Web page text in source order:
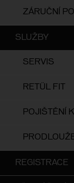
ZÁRUČNÍ
SLUŽBY
SERVIS
RETÜL FIT
POJIŠTĚNÍ
REGISTRACE